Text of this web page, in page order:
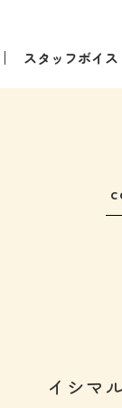
スタッフボイス
イシマ